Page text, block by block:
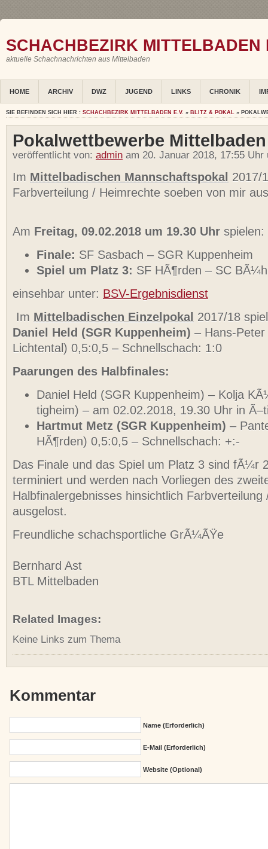
SCHACHBEZIRK MITTELBADEN
aktuelle Schachnachrichten aus Mittelbaden
HOME ARCHIV DWZ JUGEND LINKS CHRONIK
SIE BEFINDEN SICH HIER : SCHACHBEZIRK MITTELBADEN E.V. » BLITZ & POKAL »
Pokalwettbewerbe Mittelbaden
veröffentlicht von: admin am 20. Januar 2018, 17:55
Im Mittelbadischen Mannschaftspokal 2017/
Farbverteilung / Heimrechte soeben von mir
Am Freitag, 09.02.2018 um 19.30 Uhr spielen:
Finale: SF Sasbach – SGR Kuppenheim
Spiel um Platz 3: SF HÃ¶rden – SC
einsehbar unter: BSV-Ergebnisdienst
Im Mittelbadischen Einzelpokal 2017/18
Daniel Held (SGR Kuppenheim) – Hans-
Lichtental) 0,5:0,5 – Schnellschach: 1:0
Paarungen des Halbfinales:
Daniel Held (SGR Kuppenheim) – Kolja
tigheim) – am 02.02.2018, 19.30 Uhr in
Hartmut Metz (SGR Kuppenheim) –
HÃ¶rden) 0,5:0,5 – Schnellschach: +:-
Das Finale und das Spiel um Platz 3 sind fÃ¼r
terminiert und werden nach Vorliegen des
Halbfinalergebnisses hinsichtlich Farbverteilung
ausgelost.
Freundliche schachsportliche GrÃ¼ÃŸe
Bernhard Ast
BTL Mittelbaden
Related Images:
Keine Links zum Thema
Kommentar
Name (erforderlich)
E-Mail (erforderlich)
Website (Optional)